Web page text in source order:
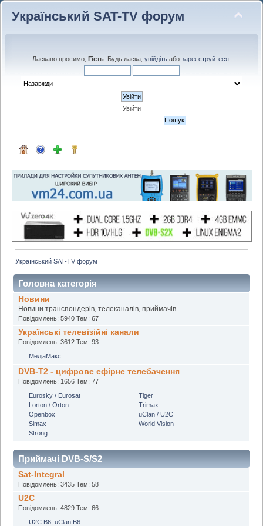
Український SAT-TV форум
Ласкаво просимо, Гість . Будь ласка, увійдіть або зареєструйтеся
Увійти
Український SAT-TV форум
Головна категорія
Новини
Новини транспондерів, телеканалів, приймачів
Повідомлень: 5940 Тем: 67
Українські телевізійні канали
Повідомлень: 3612 Тем: 93
МедіаМакс
DVB-T2 - цифрове ефірне телебачення
Повідомлень: 1656 Тем: 77
Eurosky / Eurosat
Lorton / Orton
Openbox
Simax
Strong
Tiger
Trimax
uClan / U2C
World Vision
Приймачі DVB-S/S2
Sat-Integral
Повідомлень: 3435 Тем: 58
U2C
Повідомлень: 4829 Тем: 66
U2C B6, uClan B6